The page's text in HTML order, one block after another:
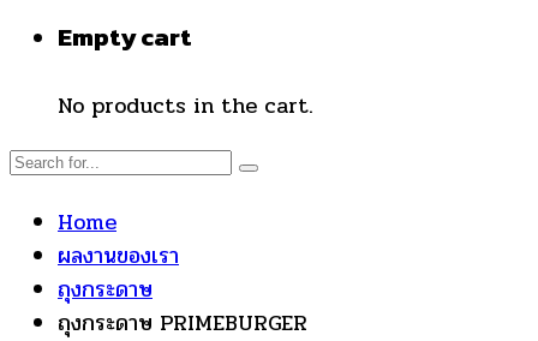
Empty cart
No products in the cart.
Home
ผลงานของเรา
ถุงกระดาษ
ถุงกระดาษ PRIMEBURGER